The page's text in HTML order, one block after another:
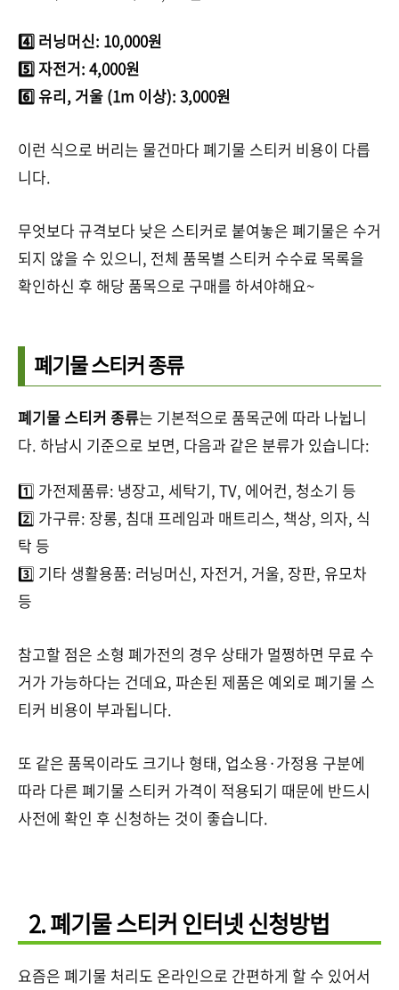
4️⃣ 러닝머신: 10,000원
5️⃣ 자전거: 4,000원
6️⃣ 유리, 거울 (1m 이상): 3,000원
이런 식으로 버리는 물건마다 폐기물 스티커 비용이 다릅
니다.
무엇보다 규격보다 낮은 스티커로 붙여놓은 폐기물은 수거
되지 않을 수 있으니, 전체 품목별 스티커 수수료 목록을
확인하신 후 해당 품목으로 구매를 하셔야해요~
폐기물 스티커 종류
폐기물 스티커 종류는 기본적으로 품목군에 따라 나뉩니
다. 하남시 기준으로 보면, 다음과 같은 분류가 있습니다:
1️⃣ 가전제품류: 냉장고, 세탁기, TV, 에어컨, 청소기 등
2️⃣ 가구류: 장롱, 침대 프레임과 매트리스, 책상, 의자, 식
탁 등
3️⃣ 기타 생활용품: 러닝머신, 자전거, 거울, 장판, 유모차
등
참고할 점은 소형 폐가전의 경우 상태가 멀쩡하면 무료 수
거가 가능하다는 건데요, 파손된 제품은 예외로 폐기물 스
티커 비용이 부과됩니다.
또 같은 품목이라도 크기나 형태, 업소용·가정용 구분에
따라 다른 폐기물 스티커 가격이 적용되기 때문에 반드시
사전에 확인 후 신청하는 것이 좋습니다.
2. 폐기물 스티커 인터넷 신청방법
요즘은 폐기물 처리도 온라인으로 간편하게 할 수 있어서